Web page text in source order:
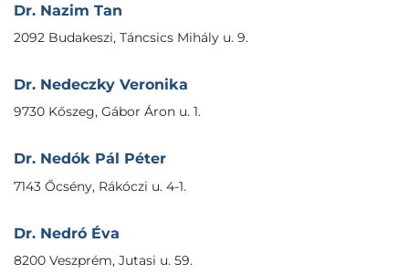
Dr. Nazim Tan
2092 Budakeszi, Táncsics Mihály u. 9.
Dr. Nedeczky Veronika
9730 Kőszeg, Gábor Áron u. 1.
Dr. Nedók Pál Péter
7143 Őcsény, Rákóczi u. 4-1.
Dr. Nedró Éva
8200 Veszprém, Jutasi u. 59.